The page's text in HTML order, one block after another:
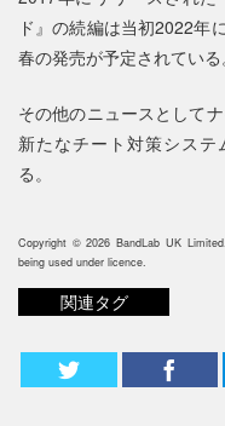
ド』の続編は当初2022年
春の発売が予定されている。
その他のニュースとして
新たなチート対策シス
る。
Copyright © 2026 BandLab UK
being used under licence.
関連タグ